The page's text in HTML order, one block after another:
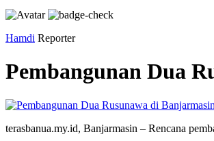
Hamdi Reporter
Pembangunan Dua
terasbanua.my.id, Banjarmasin – Rencana